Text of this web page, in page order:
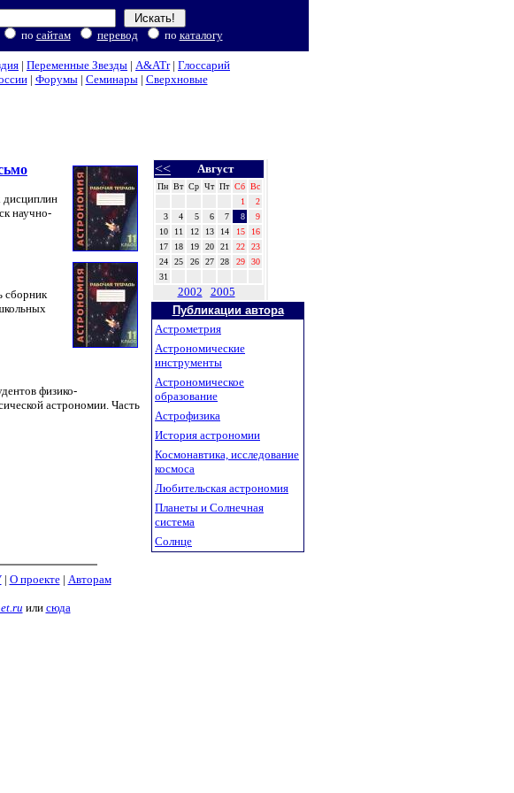
по сайтам перевод по каталогу
| Переменные Звезды | A&ATr| Глоссарий
| Форумы| Семинары| Сверхновые
дисциплин
научно-
сборник
физико-
астрономии. Часть
<< Август
Пн Вт Ср Чт Пт Сб Вс
1
2
3
4 5 6 7 8
9
10
11 12 13 14 15
16
17
18 19 20 21 22
23
24
25 26 27 28 29
30
31
2002
2005
Публикации автора
Астрометрия
Астрономические
инструменты
Астрономическое
образование
Астрофизика
История астрономии
Космонавтика, исследование
космоса
Любительская астрономия
Планеты и Солнечная
система
Солнце
| О проекте| Авторам
или сюда